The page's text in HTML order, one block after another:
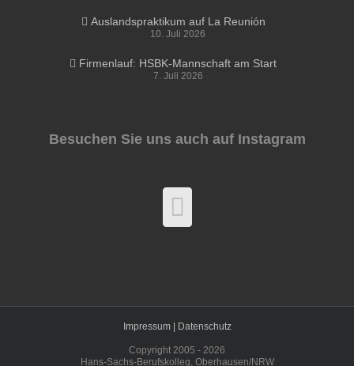
Auslandspraktikum auf La Reunión
10. Juli 2026
Firmenlauf: HSBK-Mannschaft am Start
7. Juli 2026
Besuchen Sie uns auch auf Instagram
Impressum | Datenschutz
Copyright 2005 - 2026
Hans-Sachs-Berufskolleg, Oberhausen/NRW